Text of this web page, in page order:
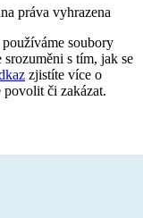
práva vyhrazena
soubory
s tím, jak se
zjistíte více o
povolit či zakázat.